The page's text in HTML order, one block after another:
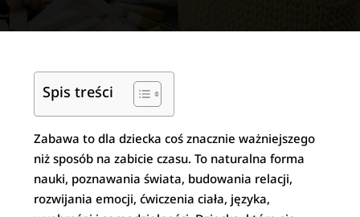
Spis treści
Zabawa to dla dziecka coś znacznie ważniejszego
niż sposób na zabicie czasu. To naturalna forma
nauki, poznawania świata, budowania relacji,
rozwijania emocji, ćwiczenia ciała, języka,